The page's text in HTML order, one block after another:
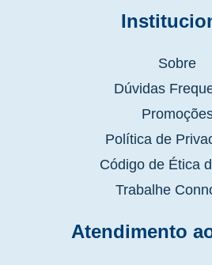
Sobre
Dúvidas
Política de
Código de Ética
Trabalhe
Atendimento